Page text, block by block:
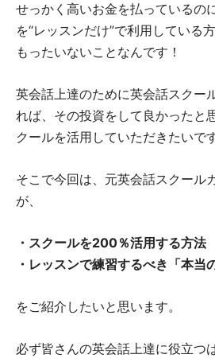
せっかく高いお金を払っているの
を“レッスンだけ”で利用している
もったいないことなんです！
英会話上達のために英会話スクー
れば、その投資をして良かったと
クールを活用していただきたいで
そこで今回は、元英会話スクール
が、
・スクールを200％活用する方法
・レッスンで練習するべき「本当
をご紹介したいと思います。
必ず皆さんの英会話上達に役立つ